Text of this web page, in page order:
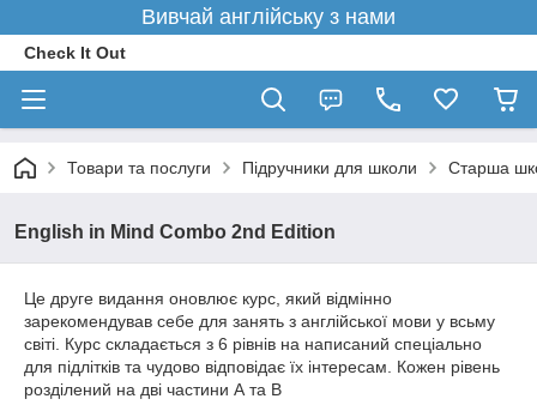
Вивчай англійську з нами
Check It Out
Товари та послуги Підручники для школи Старша
English in Mind Combo 2nd Edition
Це друге видання оновлює курс, який відмінно
зарекомендував себе для занять з англійської мови у всьму
світі. Курс складається з 6 рівнів на написаний спеціально
для підлітків та чудово відповідає їх інтересам. Кожен рівень
розділений на дві частини А та В